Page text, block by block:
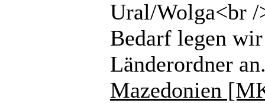
Ural/Wolga<br /
Bedarf legen wir
Länderordner
Mazedonien